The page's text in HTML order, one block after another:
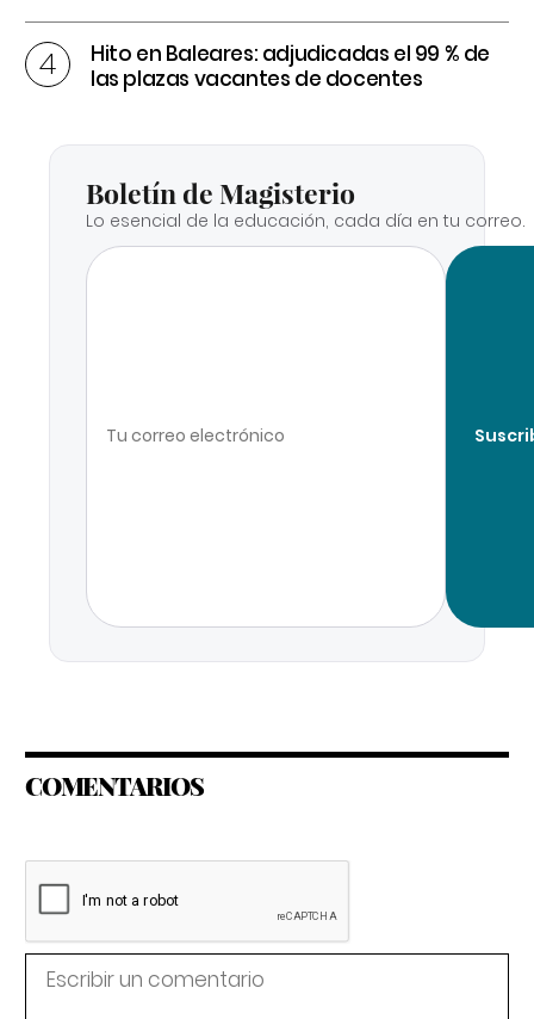
Hito en Baleares: adjudicadas el 99 % de
las plazas vacantes de docentes
Boletín de Magisterio
Lo esencial de la educación, cada día en tu correo.
COMENTARIOS